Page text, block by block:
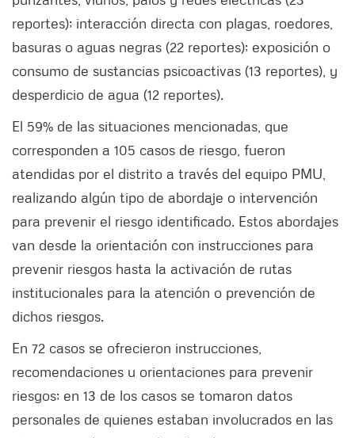
reportes); interacción directa con plagas, roedores,
basuras o aguas negras (22 reportes); exposición o
consumo de sustancias psicoactivas (13 reportes), y
desperdicio de agua (12 reportes).
El 59% de las situaciones mencionadas, que
corresponden a 105 casos de riesgo, fueron
atendidas por el distrito a través del equipo PMU,
realizando algún tipo de abordaje o intervención
para prevenir el riesgo identificado. Estos abordajes
van desde la orientación con instrucciones para
prevenir riesgos hasta la activación de rutas
institucionales para la atención o prevención de
dichos riesgos.
En 72 casos se ofrecieron instrucciones,
recomendaciones u orientaciones para prevenir
riesgos; en 13 de los casos se tomaron datos
personales de quienes estaban involucrados en las